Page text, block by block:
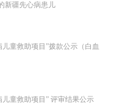
新疆先心病患儿
童救助项目”拨款公示（白血
童救助项目” 评审结果公示